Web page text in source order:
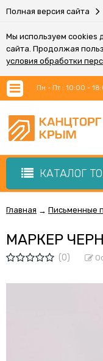
Полная версия сайта
Мы используем cookies
сайта. Продолжая
условия обработки
Пн - Пт : 10:00 -
КАТАЛОГ
Главная → Письменные
МАРКЕР
(0)